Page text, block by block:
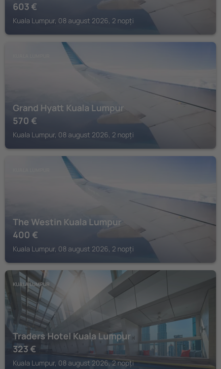
603 €
Kuala Lumpur, 08 august 2026, 2 nopți
Grand Hyatt Kuala Lumpur
570 €
Kuala Lumpur, 08 august 2026, 2 nopți
The Westin Kuala Lumpur
400 €
Kuala Lumpur, 08 august 2026, 2 nopți
KUALA LUMPUR
Traders Hotel Kuala Lumpur
323€
Kuala Lumpur, 08 august 2026, 2 nopți